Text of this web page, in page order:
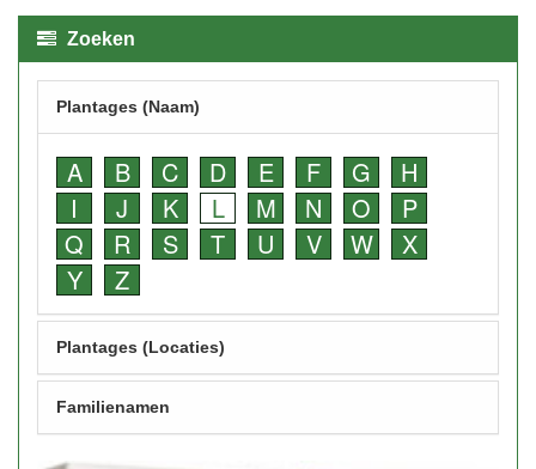
Zoeken
Plantages (Naam)
A B C D E F G
H
I
J K L M N O
P
Q
R S T U V W
X
Y
Z
Plantages (Locaties)
Familienamen